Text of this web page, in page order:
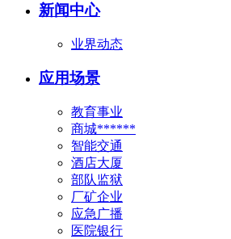
新闻中心
业界动态
应用场景
教育事业
商城******
智能交通
酒店大厦
部队监狱
厂矿企业
应急广播
医院银行